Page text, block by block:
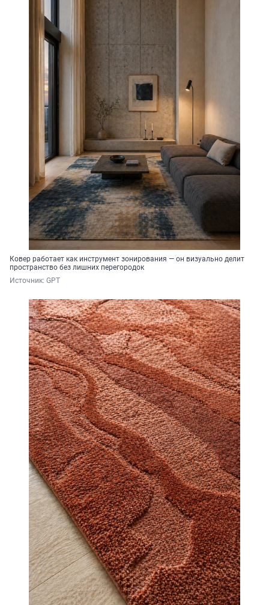
Ковер работает как инструмент зонирования — он визуально делит
пространство без лишних перегородок
Источник: GPT